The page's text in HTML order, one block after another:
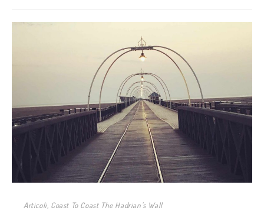
Articoli, Coast To Coast The Hadrian's Wall